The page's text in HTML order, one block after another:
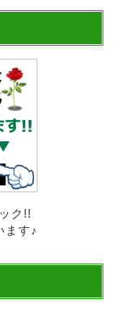
ク!!
ます♪